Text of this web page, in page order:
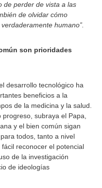
de perder de vista a las
de olvidar cómo
humano”.
son prioridades
desarrollo tecnológico ha
beneficios a la
de la medicina y la salud.
subraya el Papa,
y el bien común sigan
todos, tanto a nivel
reconocer el potencial
de la investigación
de ideologías